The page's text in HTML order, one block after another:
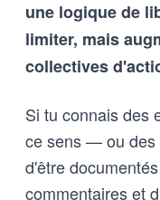
une logique de
limiter, mais
collectives
Si tu connais des
ce sens — ou des
d'être
commentaires et